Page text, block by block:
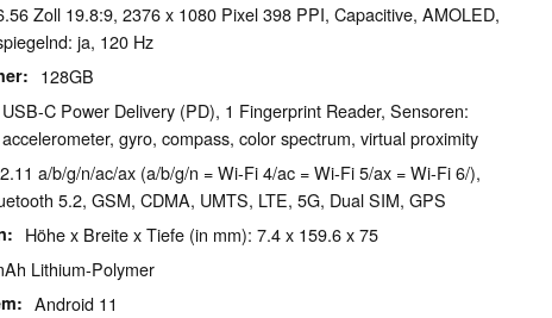
Zoll 19.8:9, 2376 x 1080 Pixel 398 PPI, Capacitive, AMOLED,
ja, 120 Hz
128GB
USB-C Power Delivery (PD), 1 Fingerprint Reader, Sensoren:
accelerometer, gyro, compass, color spectrum, virtual proximity
a/b/g/n/ac/ax (a/b/g/n = Wi-Fi 4/ac = Wi-Fi 5/ax = Wi-Fi 6/),
5.2, GSM, CDMA, UMTS, LTE, 5G, Dual SIM, GPS
Höhe x Breite x Tiefe (in mm): 7.4 x 159.6 x 75
Lithium-Polymer
Android 11